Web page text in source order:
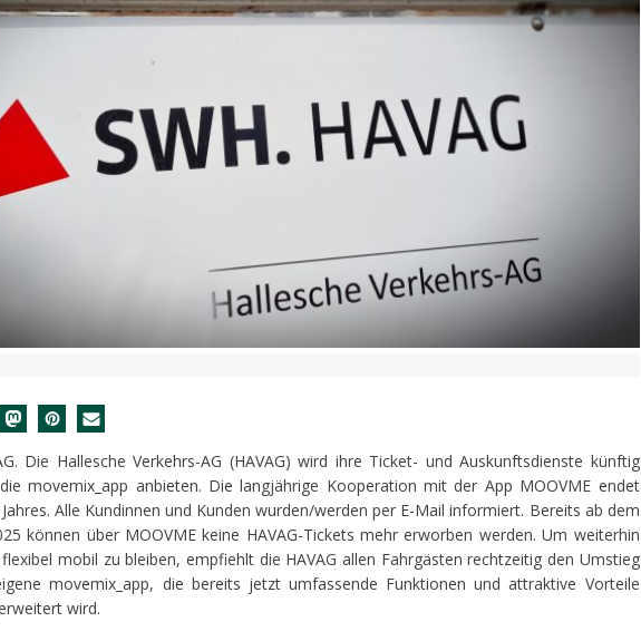
Die Hallesche Verkehrs-AG (HAVAG) wird ihre Ticket- und Auskunftsdienste künftig
movemix_app anbieten. Die langjährige Kooperation mit der App MOOVME endet
Alle Kundinnen und Kunden wurden/werden per E-Mail informiert. Bereits ab dem
können über MOOVME keine HAVAG-Tickets mehr erworben werden. Um weiterhin
mobil zu bleiben, empfiehlt die HAVAG allen Fahrgästen rechtzeitig den Umstieg
movemix_app, die bereits jetzt umfassende Funktionen und attraktive Vorteile
wird.